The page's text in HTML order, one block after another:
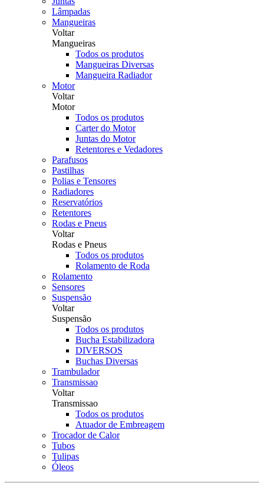
Lâmpadas
Mangueiras
Voltar
Mangueiras
Todos os produtos
Mangueiras Diversas
Mangueira Radiador
Motor
Voltar
Motor
Todos os produtos
Carter do Motor
Juntas do Motor
Retentores e Vedadores
Parafusos
Pastilhas
Polias e Tensores
Radiadores
Reservatórios
Retentores
Rodas e Pneus
Voltar
Rodas e Pneus
Todos os produtos
Rolamento de Roda
Rolamento
Sensores
Suspensão
Voltar
Suspensão
Todos os produtos
Bucha Estabilizadora
DIVERSOS
Buchas Diversas
Trambulador
Transmissao
Voltar
Transmissao
Todos os produtos
Atuador de Embreagem
Trocador de Calor
Tubos
Tulipas
Óleos